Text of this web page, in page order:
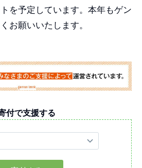
を予定しています。本年もゲン
お願いいたします。
付で支援する